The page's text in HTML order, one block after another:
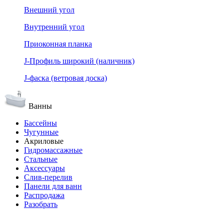
Внешний угол
Внутренний угол
Приоконная планка
J-Профиль широкий (наличник)
J-фаска (ветровая доска)
Ванны
Бассейны
Чугунные
Акриловые
Гидромассажные
Стальные
Аксессуары
Слив-перелив
Панели для ванн
Распродажа
Разобрать